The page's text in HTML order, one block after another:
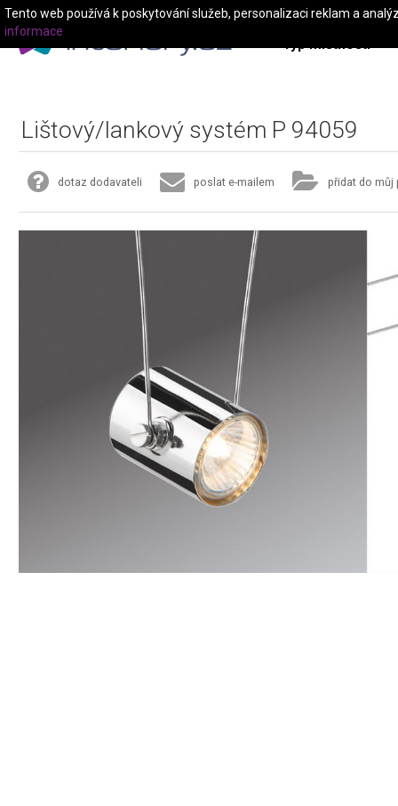
Typ místnosti
Lištový/lankový systém P 94059
dotaz dodavateli poslat e-mailem přidat do můj
Tento web používá k poskytování služeb, personalizaci reklam a
informace